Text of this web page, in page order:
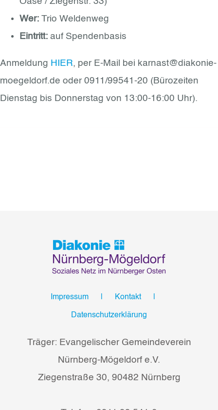
Wer: Trio Weldenweg
Eintritt: auf Spendenbasis
Anmeldung HIER, per E-Mail bei karnast@diakonie-
moegeldorf.de oder 0911/99541-20 (Bürozeiten
Dienstag bis Donnerstag von 13:00-16:00 Uhr).
Impressum Kontakt
Datenschutzerklärung
Träger: Evangelischer Gemeindeverein
Nürnberg-Mögeldorf e.V.
Ziegenstraße 30, 90482 Nürnberg